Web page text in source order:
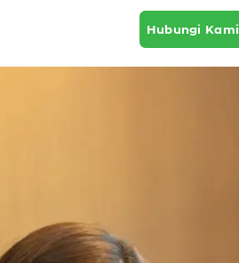
Hubungi Kami